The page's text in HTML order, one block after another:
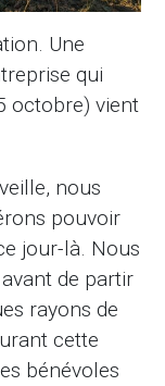
Une
qui
octobre) vient
nous
pouvoir
jour-là. Nous
de partir
rayons de
cette
bénévoles